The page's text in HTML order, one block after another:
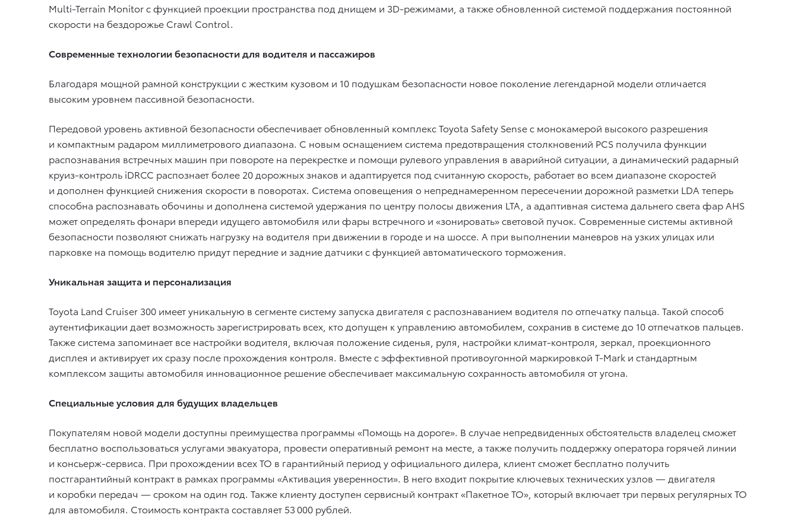
Multi-Terrain Monitor с функцией проекции пространства под днищем и 3D-режимами, а также обновленной системой поддержания постоянной
скорости на бездорожье Crawl Control.
Современные технологии безопасности для водителя и пассажиров
Благодаря мощной рамной конструкции с жестким кузовом и 10 подушкам безопасности новое поколение легендарной модели отличается
высоким уровнем пассивной безопасности.
Передовой уровень активной безопасности обеспечивает обновленный комплекс Toyota Safety Sense с монокамерой высокого разрешения
и компактным радаром миллиметрового диапазона. С новым оснащением система предотвращения столкновений PCS получила функции
распознавания встречных машин при повороте на перекрестке и помощи рулевого управления в аварийной ситуации, а динамический радарный
круиз-контроль iDRCC распознает более 20 дорожных знаков и адаптируется под считанную скорость, работает во всем диапазоне скоростей
и дополнен функцией снижения скорости в поворотах. Система оповещения о непреднамеренном пересечении дорожной разметки LDA теперь
способна распознавать обочины и дополнена системой удержания по центру полосы движения LTA, а адаптивная система дальнего света фар AHS
может определять фонари впереди идущего автомобиля или фары встречного и «зонировать» световой пучок. Современные системы активной
безопасности позволяют снижать нагрузку на водителя при движении в городе и на шоссе. А при выполнении маневров на узких улицах или
парковке на помощь водителю придут передние и задние датчики с функцией автоматического торможения.
Уникальная защита и персонализация
Toyota Land Cruiser 300 имеет уникальную в сегменте систему запуска двигателя с распознаванием водителя по отпечатку пальца. Такой способ
аутентификации дает возможность зарегистрировать всех, кто допущен к управлению автомобилем, сохранив в системе до 10 отпечатков пальцев.
Также система запоминает все настройки водителя, включая положение сиденья, руля, настройки климат-контроля, зеркал, проекционного
дисплея и активирует их сразу после прохождения контроля. Вместе с эффективной противоугонной маркировкой T-Mark и стандартным
комплексом защиты автомобиля инновационное решение обеспечивает максимальную сохранность автомобиля от угона.
Специальные условия для будущих владельцев
Покупателям новой модели доступны преимущества программы «Помощь на дороге». В случае непредвиденных обстоятельств владелец сможет
бесплатно воспользоваться услугами эвакуатора, провести оперативный ремонт на месте, а также получить поддержку оператора горячей линии
и консьерж-сервиса. При прохождении всех ТО в гарантийный период у официального дилера, клиент сможет бесплатно получить
постгарантийный контракт в рамках программы «Активация уверенности». В него входит покрытие ключевых технических узлов — двигателя
и коробки передач — сроком на один год. Также клиенту доступен сервисный контракт «Пакетное ТО», который включает три первых регулярных ТО
для автомобиля. Стоимость контракта составляет 53 000 рублей.